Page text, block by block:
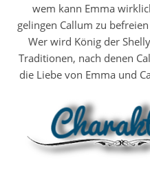
wem kann Emma
gelingen Callum zu
Wer wird König der
Traditionen, nach denen
die Liebe von Emma und